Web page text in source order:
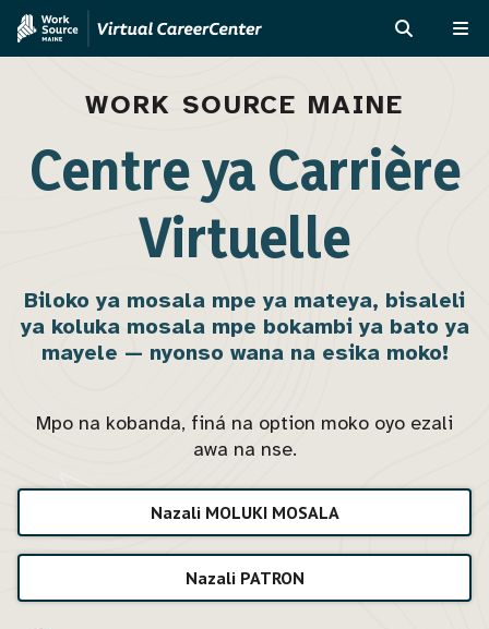
Skip
Skip
WORK SOURCE MAINE
Centre ya Carrière
Virtuelle
Biloko ya mosala mpe ya mateya, bisaleli
ya koluka mosala mpe bokambi ya bato ya
mayele — nyonso wana na esika moko!
Mpo na kobanda, finá na option moko oyo ezali
awa na nse.
Nazali MOLUKI MOSALA
Nazali PATRON